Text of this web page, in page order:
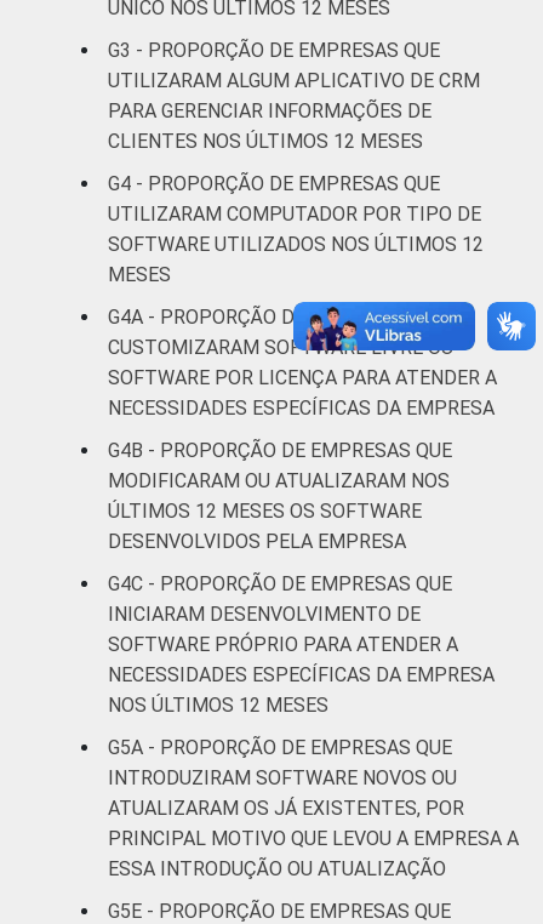
Comunicação
Atividades
imobiliárias;
Atividades
profissionais,
científicas e
técnicas;
administrativas
e serviços
complementares
48 52
Artes, cultura,
esporte e
recreação,
Outras
atividades de
56
* Base: 6977 empresas que declararam usar
computador com 10 ou mais pessoas
ocupadas, que constituem os seguintes
segmentos da CNAE 2.0 (C, F, G, H, I, J, L, M,
N, R e S). Dados coletados entre os meses
de setembro e dezembro de 2015.
ÚNICO NOS ÚLTIMOS 12 MESES
G3 - PROPORÇÃO DE EMPRESAS QUE
UTILIZARAM ALGUM APLICATIVO DE CRM
PARA GERENCIAR INFORMAÇÕES DE
CLIENTES NOS ÚLTIMOS 12 MESES
G4 - PROPORÇÃO DE EMPRESAS QUE
UTILIZARAM COMPUTADOR POR TIPO DE
SOFTWARE UTILIZADOS NOS ÚLTIMOS 12
MESES
G4A - PROPORÇÃO DE EMPRESAS QUE
CUSTOMIZARAM SOFTWARE LIVRE OU
SOFTWARE POR LICENÇA PARA ATENDER A
NECESSIDADES ESPECÍFICAS DA EMPRESA
G4B - PROPORÇÃO DE EMPRESAS QUE
MODIFICARAM OU ATUALIZARAM NOS
ÚLTIMOS 12 MESES OS SOFTWARE
DESENVOLVIDOS PELA EMPRESA
G4C - PROPORÇÃO DE EMPRESAS QUE
INICIARAM DESENVOLVIMENTO DE
SOFTWARE PRÓPRIO PARA ATENDER A
NECESSIDADES ESPECÍFICAS DA EMPRESA
NOS ÚLTIMOS 12 MESES
G5A - PROPORÇÃO DE EMPRESAS QUE
INTRODUZIRAM SOFTWARE NOVOS OU
ATUALIZARAM OS JÁ EXISTENTES, POR
PRINCIPAL MOTIVO QUE LEVOU A EMPRESA A
ESSA INTRODUÇÃO OU ATUALIZAÇÃO
G5E - PROPORÇÃO DE EMPRESAS QUE